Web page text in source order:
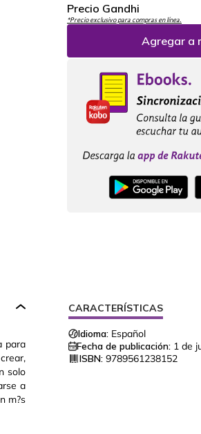
Precio Gandhi
*Precio exclusivo para compras en línea.
Agregar a
para
solo
a
m?s
CARACTERÍSTICAS
Idioma: Español
Fecha de publicación: 1 de
ISBN: 9789561238152